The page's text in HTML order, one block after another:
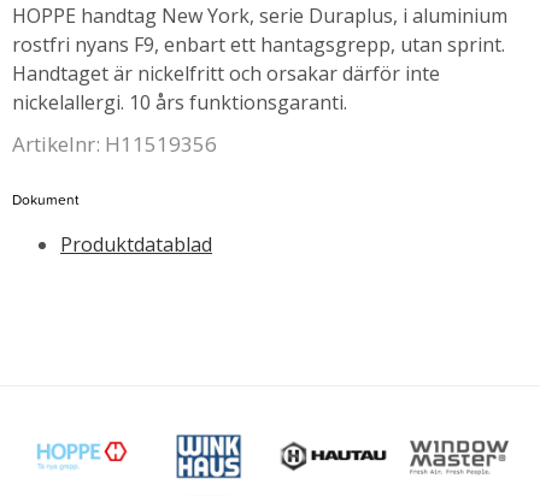
HOPPE handtag New York, serie Duraplus, i aluminium
rostfri nyans F9, enbart ett hantagsgrepp, utan sprint.
Handtaget är nickelfritt och orsakar därför inte
nickelallergi. 10 års funktionsgaranti.
Artikelnr: H11519356
Dokument
Produktdatablad